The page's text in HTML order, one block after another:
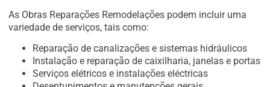
As Obras Reparações Remodelações podem incluir uma
variedade de serviços, tais como:
Reparação de canalizações e sistemas hidráulicos
Instalação e reparação de caixilharia, janelas e portas
Serviços elétricos e instalações eléctricas